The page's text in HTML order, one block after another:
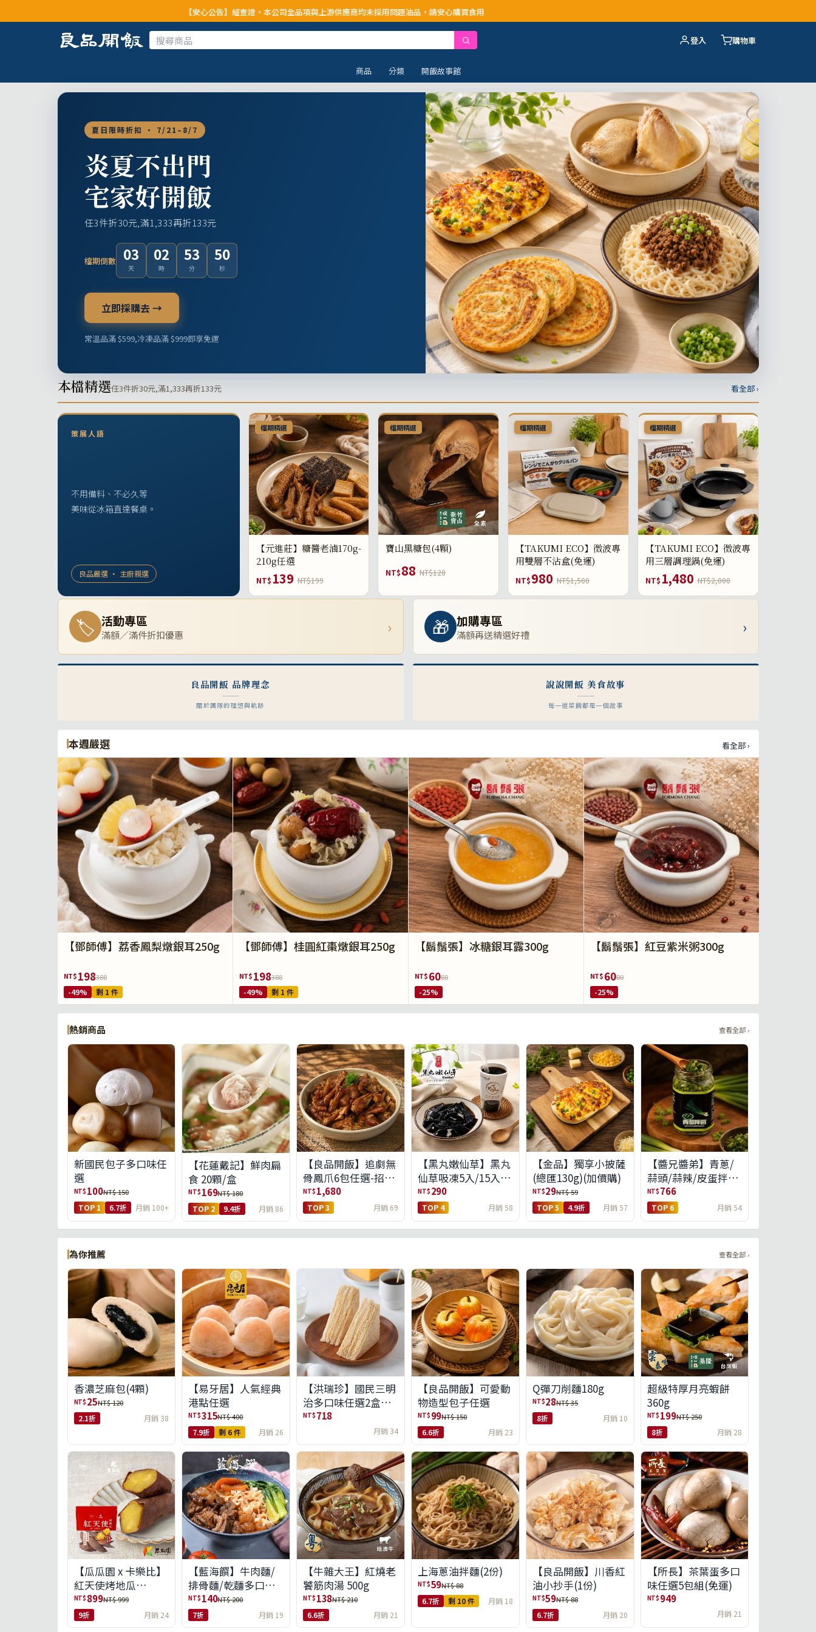
【安心公告】經查證，本公司全品項與上游供應商均未採用問題油品，請安心購買食用
登入 購物車
商品 分類 開飯故事館
夏日限時折扣 · 7/21–8/7
炎夏不出門
宅家好開飯
任3件折30元,滿1,333再折133元
檔期倒數 03
天
02
時
53
分
48
秒
立即採購去 →
常溫品滿 $599,冷凍品滿 $999即享免運
本檔精選任3件折30元,滿1,333再折133元 看全部 ›
策展人語
不用備料、不必久等
美味從冰箱直達餐桌。
良品嚴選 · 主廚親選
檔期精選
【元進莊】糖醬老滷170g-
210g任選
NT$ 139 NT$199
檔期精選
寶山黑糖包(4顆)
NT$88 NT$128
檔期精選
【TAKUMI ECO】微波專
用雙層不沾盒(免運)
NT$980 NT$1,500
檔期精選
【TAKUMI ECO】微波專
用三層調理鍋(免運)
NT$ 1,480 NT$2,000
🏷 活動專區
滿額／滿件折扣優惠 › 🎁 加購專區
滿額再送精選好禮 ›
良品開飯 品牌理念
關於團隊的理想與軌跡
說說開飯 美食故事
每一道菜餚都是一個故事
本週嚴選 看全部 ›
【鄧師傅】荔香鳳梨燉銀耳250g
NT$198388
-49% 剩 1 件
【鄧師傅】桂圓紅棗燉銀耳250g
NT$198388
-49% 剩 1 件
【鬍鬚張】冰糖銀耳露300g
NT$6080
-25%
【鬍鬚張】紅豆紫米粥300g
NT$6080
-25%
熱銷商品 查看全部 ›
新國民包子多口味任
選
NT$ 100NT$ 150
TOP 1 6.7折 月銷 100+
【花蓮戴記】鮮肉扁
食 20顆/盒
NT$ 169NT$ 180
TOP 2 9.4折 月銷 86
【良品開飯】追劇無
骨鳳爪6包任選-招牌
原味/濃濃蒜香/過癮
麻辣(免運組)
NT$ 1,680
TOP 3 月銷 69
【黑丸嫩仙草】黑丸
仙草吸凍5入/15入
(免運)(預購中8/14出
貨)
NT$ 290
TOP 4 月銷 58
【金品】獨享小披薩
(總匯130g)(加價購)
NT$29NT$ 59
TOP 5 4.9折 月銷 57
【醬兄醬弟】青蔥/
蒜頭/蒜辣/皮蛋拌醬
4件任選(免運組)
NT$ 766
TOP 6 月銷 54
為你推薦 查看全部 ›
香濃芝麻包(4顆)
NT$ 25NT$ 120
2.1折 月銷 38
【易牙居】人氣經典
港點任選
NT$315NT$ 400
7.9折 剩 6 件 月銷 26
【洪瑞珍】國民三明
治多口味任選2盒組
(6入/盒)(免運)
NT$ 718
月銷 34
【良品開飯】可愛動
物造型包子任選
NT$ 99NT$ 150
6.6折 月銷 23
Q彈刀削麵180g
NT$28NT$ 35
8折 月銷 10
超級特厚月亮蝦餅
360g
NT$ 199NT$ 250
8折 月銷 28
【瓜瓜園 x 卡樂比】
紅天使烤地瓜
350g*10包(免運組)
NT$ 899NT$ 999
9折 月銷 24
【藍海饌】牛肉麵/
排骨麵/乾麵多口味
任選
NT$ 140NT$ 200
7折 月銷 19
【牛雜大王】紅燒老
饕筋肉湯 500g
NT$ 138NT$ 210
6.6折 月銷 21
上海蔥油拌麵(2份)
NT$59NT$ 88
6.7折 剩 10 件 月銷 18
【良品開飯】川香紅
油小抄手(1份)
NT$59NT$ 88
6.7折 月銷 20
【所長】茶葉蛋多口
味任選5包組(免運)
NT$ 949
月銷 21